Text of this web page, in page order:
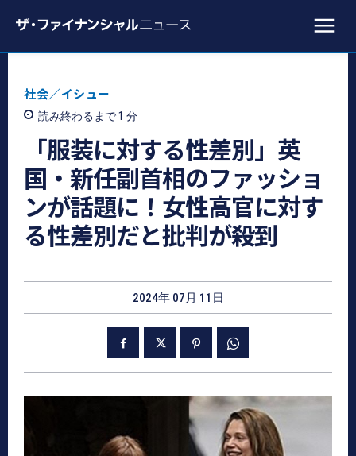
社会／イシュー
読み終わるまで 1 分
「服装に対する性差別」英
国・新任副首相のファッショ
ンが話題に！女性高官に対す
る性差別だと批判が殺到
2024年 07月 11日